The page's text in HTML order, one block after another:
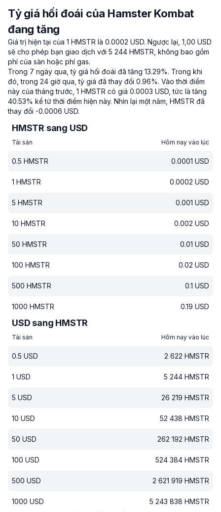
Tỷ giá hối đoái của Hamster Kombat
đang tăng
Giá trị hiện tại của 1 HMSTR là 0.0002 USD. Ngược lại, 1,00 USD
sẽ cho phép bạn giao dịch với 5 244 HMSTR, không bao gồm
phí của sàn hoặc phí gas.
Trong 7 ngày qua, tỷ giá hối đoái đã tăng 13.29%. Trong khi
đó, trong 24 giờ qua, tỷ giá đã thay đổi 0.96%. Vào thời điểm
này của tháng trước, 1 HMSTR có giá 0.0003 USD, tức là tăng
40.53% kể từ thời điểm hiện này. Nhìn lại một năm, HMSTR đã
thay đổi -0.0006 USD.
HMSTR sang USD
Tài sản Hôm nay vào lúc
0.5 HMSTR 0.0001 USD
1 HMSTR 0.0002 USD
5 HMSTR 0.001 USD
10 HMSTR 0.002 USD
50 HMSTR 0.01 USD
100 HMSTR 0.02 USD
500 HMSTR 0.1 USD
1000 HMSTR 0.19 USD
USD sang HMSTR
Tài sản Hôm nay vào lúc
0.5 USD 2 622 HMSTR
1 USD 5 244 HMSTR
5 USD 26 219 HMSTR
10 USD 52 438 HMSTR
50 USD 262 192 HMSTR
100 USD 524 384 HMSTR
500 USD 2 621 919 HMSTR
1000 USD 5 243 838 HMSTR